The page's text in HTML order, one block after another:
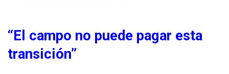
“El campo no puede pagar esta
transición”